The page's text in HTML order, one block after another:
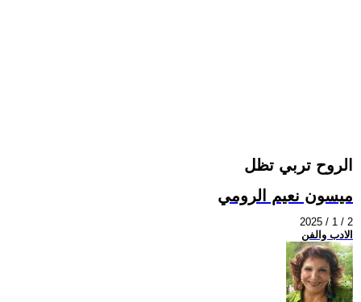
الروح تربي تظل
ميسون نعيم الرومي
2025 / 1 / 2
الادب والفن